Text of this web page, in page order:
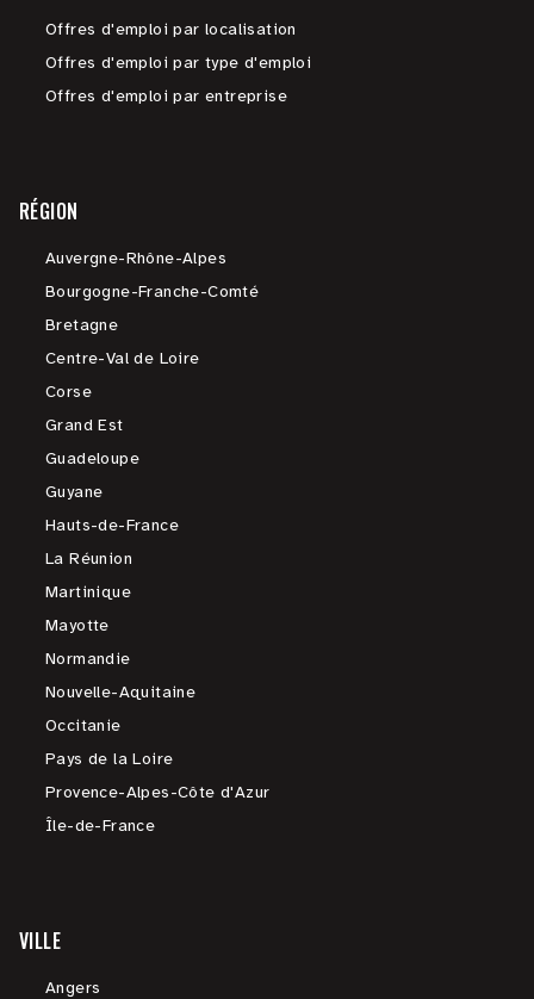
Offres d'emploi par localisation
Offres d'emploi par type d'emploi
Offres d'emploi par entreprise
RÉGION
Auvergne-Rhône-Alpes
Bourgogne-Franche-Comté
Bretagne
Centre-Val de Loire
Corse
Grand Est
Guadeloupe
Guyane
Hauts-de-France
La Réunion
Martinique
Mayotte
Normandie
Nouvelle-Aquitaine
Occitanie
Pays de la Loire
Provence-Alpes-Côte d'Azur
Île-de-France
VILLE
Angers